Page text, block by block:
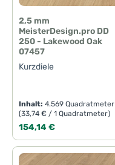
2,5 mm
MeisterDesign.pro DD
250 - Lakewood Oak
07457
Kurzdiele
Inhalt:4.569 Quadratmeter
(33,74 € / 1 Quadratmeter)
Regulärer Preis:
154,14 €